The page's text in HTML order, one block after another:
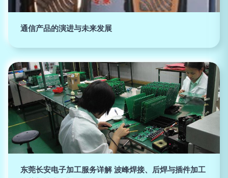
通信产品的演进与未来发展
东莞长安电子加工服务详解 波峰焊接、后焊与插件加工